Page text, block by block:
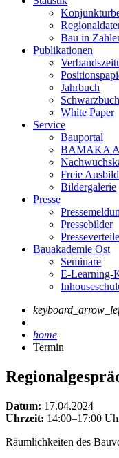
Bau in
Publikationen
Jahrbuch
White Paper
Service
Bauportal
BAMAKA
Freie
Bildergalerie
Presse
Pressebilder
Bauakademie Ost
Seminare
E-Learning-
home
Termin
Datum: 17.04.2024
Uhrzeit: 14:00–17:00
Räumlichkeiten des